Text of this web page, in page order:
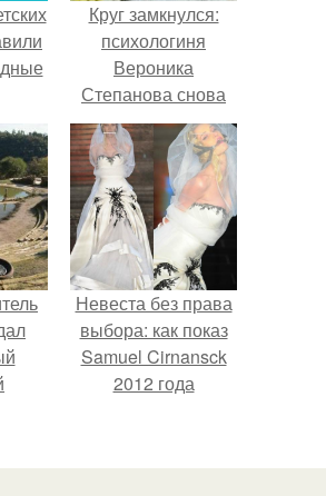
Круг замкнулся:
психологиня
Вероника
Степанова снова
вышла замуж за
собственного
бывшего мужа.
Невеста без права
выбора: как показ
Samuel Cirnansck
2012 года
принуждения.